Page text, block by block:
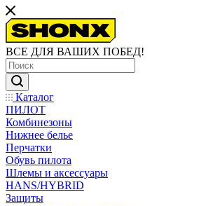
ВСЕ ДЛЯ ВАШИХ ПОБЕД!
Каталог
ПИЛОТ
Комбинезоны
Нижнее белье
Перчатки
Обувь пилота
Шлемы и аксессуары
HANS/HYBRID
Защиты